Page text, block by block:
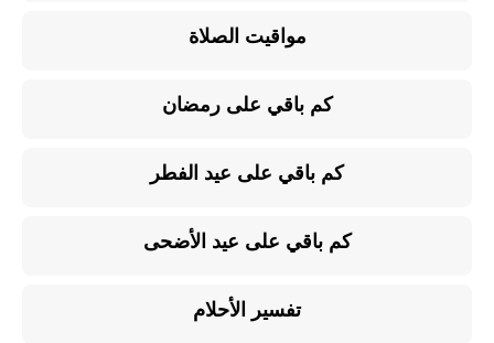
مواقيت الصلاة
كم باقي على رمضان
كم باقي على عيد الفطر
كم باقي على عيد الأضحى
تفسير الأحلام